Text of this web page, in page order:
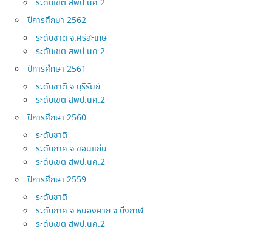
ระดับเขต สพป.นค.2
ปีการศึกษา 2562
ระดับชาติ จ.ศรีสะเกษ
ระดับเขต สพป.นค.2
ปีการศึกษา 2561
ระดับชาติ จ.บุรีรัมย์
ระดับเขต สพป.นค.2
ปีการศึกษา 2560
ระดับชาติ
ระดับภาค จ.ขอนแก่น
ระดับเขต สพป.นค.2
ปีการศึกษา 2559
ระดับชาติ
ระดับภาค จ.หนองคาย จ.บึงกาฬ
ระดับเขต สพป.นค.2